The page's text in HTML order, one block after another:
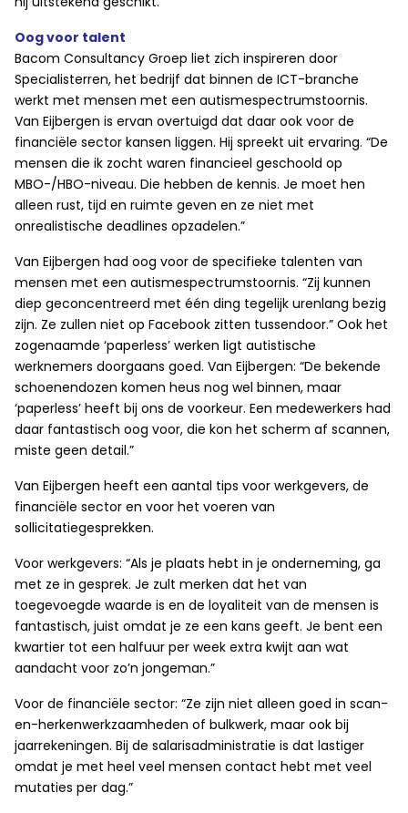
Oog voor talent
Bacom Consultancy Groep liet zich inspireren door
Specialisterren, het bedrijf dat binnen de ICT-branche
werkt met mensen met een autismespectrumstoornis.
Van Eijbergen is ervan overtuigd dat daar ook voor de
financiële sector kansen liggen. Hij spreekt uit ervaring. “De
mensen die ik zocht waren financieel geschoold op
MBO-/HBO-niveau. Die hebben de kennis. Je moet hen
alleen rust, tijd en ruimte geven en ze niet met
onrealistische deadlines opzadelen.”
Van Eijbergen had oog voor de specifieke talenten van
mensen met een autismespectrumstoornis. “Zij kunnen
diep geconcentreerd met één ding tegelijk urenlang bezig
zijn. Ze zullen niet op Facebook zitten tussendoor.” Ook het
zogenaamde ‘paperless’ werken ligt autistische
werknemers doorgaans goed. Van Eijbergen: “De bekende
schoenendozen komen heus nog wel binnen, maar
‘paperless’ heeft bij ons de voorkeur. Een medewerkers had
daar fantastisch oog voor, die kon het scherm af scannen,
miste geen detail.”
Van Eijbergen heeft een aantal tips voor werkgevers, de
financiële sector en voor het voeren van
sollicitatiegesprekken.
Voor werkgevers: “Als je plaats hebt in je onderneming, ga
met ze in gesprek. Je zult merken dat het van
toegevoegde waarde is en de loyaliteit van de mensen is
fantastisch, juist omdat je ze een kans geeft. Je bent een
kwartier tot een halfuur per week extra kwijt aan wat
aandacht voor zo’n jongeman.”
Voor de financiële sector: “Ze zijn niet alleen goed in scan-
en-herkenwerkzaamheden of bulkwerk, maar ook bij
jaarrekeningen. Bij de salarisadministratie is dat lastiger
omdat je met heel veel mensen contact hebt met veel
mutaties per dag.”